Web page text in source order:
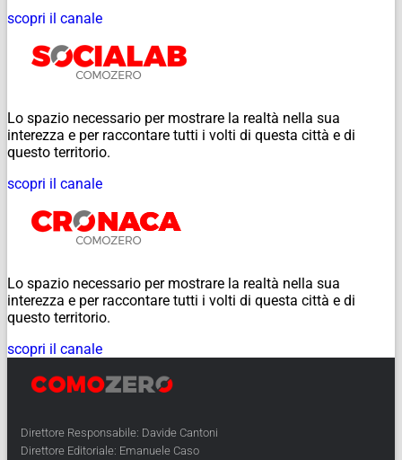
scopri il canale
Lo spazio necessario per mostrare la realtà nella sua
interezza e per raccontare tutti i volti di questa città e di
questo territorio.
scopri il canale
Lo spazio necessario per mostrare la realtà nella sua
interezza e per raccontare tutti i volti di questa città e di
questo territorio.
scopri il canale
Direttore Responsabile: Davide Cantoni
Direttore Editoriale: Emanuele Caso